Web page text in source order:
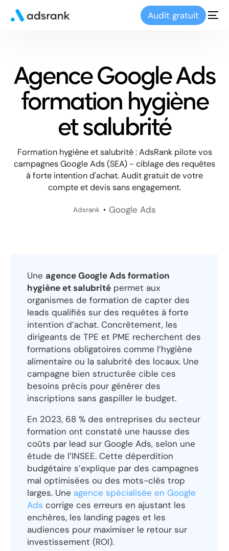
Audit gratuit
Agence Google Ads
formation hygiène
et salubrité
Formation hygiène et salubrité : AdsRank pilote vos
campagnes Google Ads (SEA) - ciblage des requêtes
à forte intention d'achat. Audit gratuit de votre
compte et devis sans engagement.
Adsrank Google Ads
Une agence Google Ads formation
hygiène et salubrité permet aux
organismes de formation de capter des
leads qualifiés sur des requêtes à forte
intention d’achat. Concrètement, les
dirigeants de TPE et PME recherchent des
formations obligatoires comme l’hygiène
alimentaire ou la salubrité des locaux. Une
campagne bien structurée cible ces
besoins précis pour générer des
inscriptions sans gaspiller le budget.
En 2023, 68 % des entreprises du secteur
formation ont constaté une hausse des
coûts par lead sur Google Ads, selon une
étude de l’INSEE. Cette déperdition
budgétaire s’explique par des campagnes
mal optimisées ou des mots-clés trop
larges. Une agence spécialisée en Google
Ads corrige ces erreurs en ajustant les
enchères, les landing pages et les
audiences pour maximiser le retour sur
investissement (ROI).